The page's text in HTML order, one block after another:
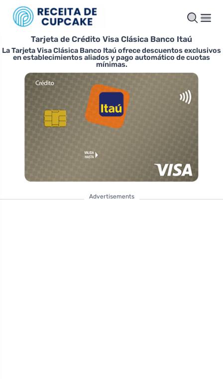
Tarjeta de Crédito Visa Clásica Banco Itaú
La Tarjeta Visa Clásica Banco Itaú ofrece descuentos exclusivos
en establecimientos aliados y pago automático de cuotas
mínimas.
Advertisements